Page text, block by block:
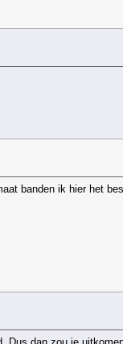
banden ik hier het